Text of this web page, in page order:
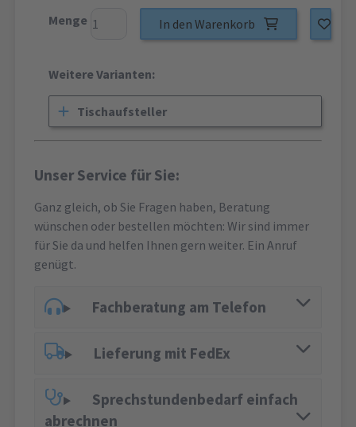
Menge In den Warenkorb
Weitere Varianten:
Tischaufsteller
Unser Service für Sie:
Ganz gleich, ob Sie Fragen haben, Beratung
wünschen oder bestellen möchten: Wir sind immer
für Sie da und helfen Ihnen gern weiter. Ein Anruf
genügt.
Fachberatung am Telefon
Lieferung mit FedEx
Sprechstundenbedarf einfach
abrechnen